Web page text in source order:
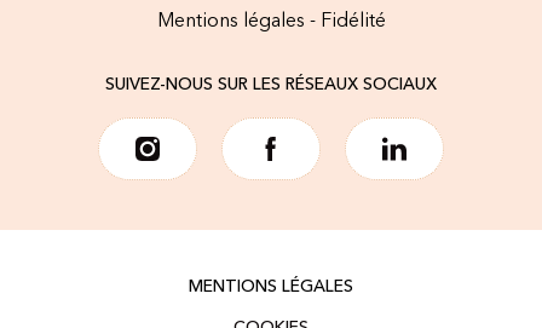
Mentions légales - Fidélité
SUIVEZ-NOUS SUR LES RÉSEAUX SOCIAUX
MENTIONS LÉGALES